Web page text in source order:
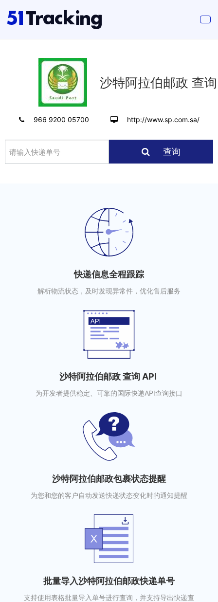
沙特阿拉伯邮政 查询
966 9200 05700 http://www.sp.com.sa/
查询
快递信息全程跟踪
解析物流状态，及时发现异常件，优化售后服务
沙特阿拉伯邮政 查询 API
为开发者提供稳定、可靠的国际快递API查询接口
沙特阿拉伯邮政包裹状态提醒
为您和您的客户自动发送快递状态变化时的通知提醒
批量导入沙特阿拉伯邮政快递单号
支持使用表格批量导入单号进行查询，并支持导出快递查